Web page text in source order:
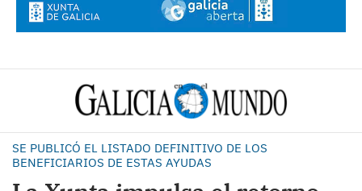
SE PUBLICÓ EL LISTADO DEFINITIVO DE LOS
BENEFICIARIOS DE ESTAS AYUDAS